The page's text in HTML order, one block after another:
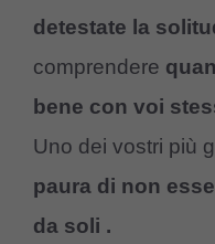
detestate la
comprendere
bene con voi
Uno dei vostri più
paura di non
da soli .